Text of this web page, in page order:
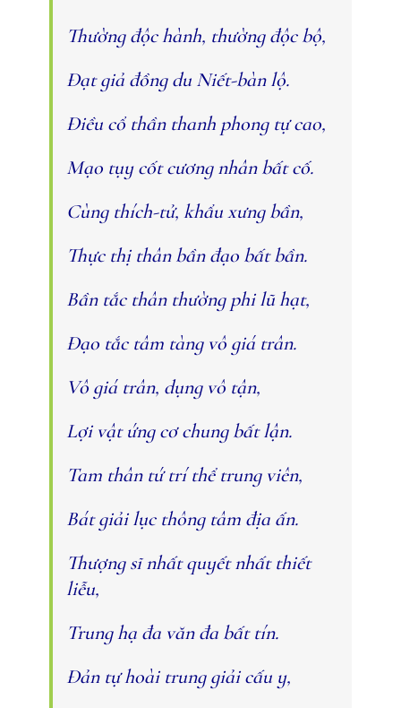
Thường độc hành, thường độc bộ,
Ðạt giả đồng du Niết-bàn lộ.
Ðiều cổ thần thanh phong tự cao,
Mạo tụy cốt cương nhân bất cố.
Cùng thích-tử, khẩu xưng bần,
Thực thị thân bần đạo bất bần.
Bần tắc thân thường phi lũ hạt,
Ðạo tắc tâm tàng vô giá trân.
Vô giá trân, dụng vô tận,
Lợi vật ứng cơ chung bất lận.
Tam thân tứ trí thể trung viên,
Bát giải lục thông tâm địa ấn.
Thượng sĩ nhất quyết nhất thiết
liễu,
Trung hạ đa văn đa bất tín.
Ðản tự hoài trung giải cấu y,